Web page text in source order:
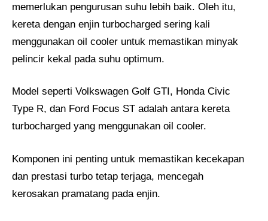
memerlukan pengurusan suhu lebih baik. Oleh itu,
kereta dengan enjin turbocharged sering kali
menggunakan oil cooler untuk memastikan minyak
pelincir kekal pada suhu optimum.
Model seperti Volkswagen Golf GTI, Honda Civic
Type R, dan Ford Focus ST adalah antara kereta
turbocharged yang menggunakan oil cooler.
Komponen ini penting untuk memastikan kecekapan
dan prestasi turbo tetap terjaga, mencegah
kerosakan pramatang pada enjin.